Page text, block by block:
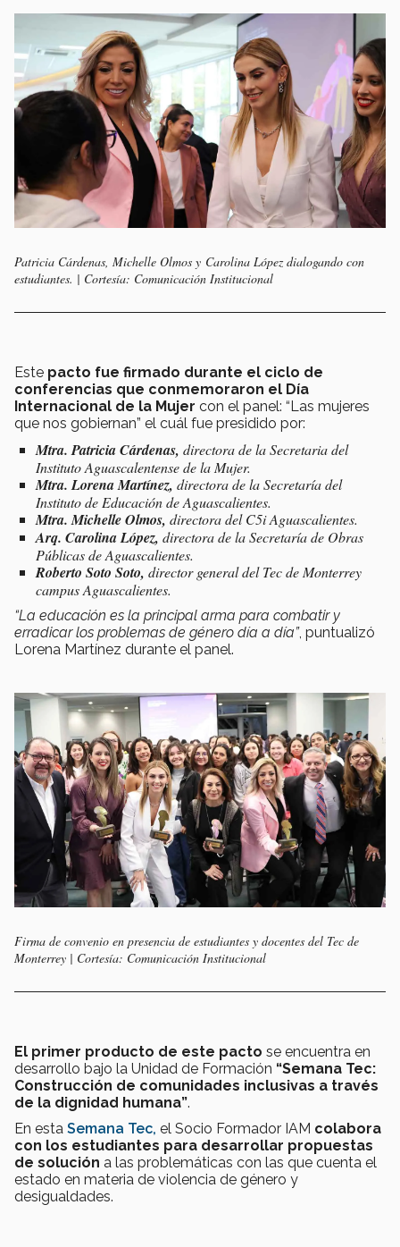
Patricia Cárdenas, Michelle Olmos y Carolina López dialogando con
estudiantes. | Cortesía: Comunicación Institucional
Este pacto fue firmado durante el ciclo de
conferencias que conmemoraron el Día
Internacional de la Mujer con el panel: “Las mujeres
que nos gobiernan” el cuál fue presidido por:
Mtra. Patricia Cárdenas, directora de la Secretaria del
Instituto Aguascalentense de la Mujer.
Mtra. Lorena Martínez, directora de la Secretaría del
Instituto de Educación de Aguascalientes.
Mtra. Michelle Olmos, directora del C5i Aguascalientes.
Arq. Carolina López, directora de la Secretaría de Obras
Públicas de Aguascalientes.
Roberto Soto Soto, director general del Tec de Monterrey
campus Aguascalientes.
“La educación es la principal arma para combatir y
erradicar los problemas de género día a día”, puntualizó
Lorena Martínez durante el panel.
Firma de convenio en presencia de estudiantes y docentes del Tec de
Monterrey | Cortesía: Comunicación Institucional
El primer producto de este pacto se encuentra en
desarrollo bajo la Unidad de Formación “Semana Tec:
Construcción de comunidades inclusivas a través
de la dignidad humana”.
En esta Semana Tec, el Socio Formador IAM colabora
con los estudiantes para desarrollar propuestas
de solución a las problemáticas con las que cuenta el
estado en materia de violencia de género y
desigualdades.